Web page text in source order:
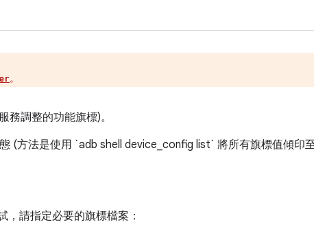
。
務調整的功能旗標)。
(方法是使用 `adb shell device_config list` 將所有旗標值傾印
，請指定必要的旗標檔案：